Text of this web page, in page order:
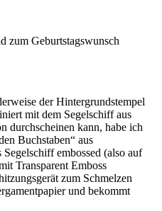
zum Geburtstagswunsch
der Hintergrundstempel
mit dem Segelschiff aus
durchscheinen kann, habe ich
Buchstaben“ aus
Segelschiff embossed (also auf
Transparent Emboss
zum Schmelzen
und bekommt